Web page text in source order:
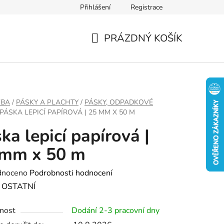
Přihlášení Registrace
PRÁZDNÝ KOŠÍK
/ PÁSKY A PLACHTY / PÁSKY, ODPADKOVÉ
PÁSKA LEPICÍ PAPÍROVÁ | 25 MM X 50 M
lepicí papírová |
x 50 m
Podrobnosti hodnocení
OSTATNÍ
Dodání 2-3 pracovní dny